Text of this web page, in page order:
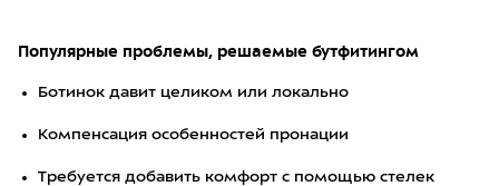
Популярные проблемы, решаемые бутфитингом
Ботинок давит целиком или локально
Компенсация особенностей пронации
Требуется добавить комфорт с помощью стелек